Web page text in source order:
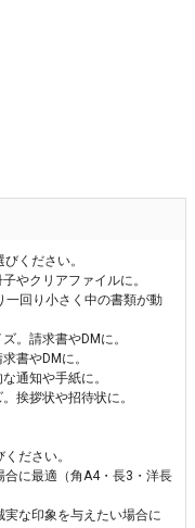
ください。
やクリアファイルに。
一回り小さく中の書類が動
。請求書やDMに。
書やDMに。
通知や手紙に。
挨拶状や招待状に。
ださい。
合に最適（角A4・長3・洋長
実な印象を与えたい場合に